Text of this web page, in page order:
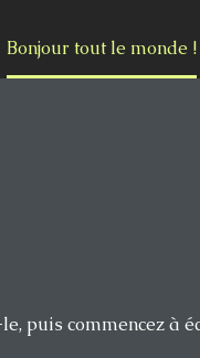
Bonjour tout le monde !
puis commencez à